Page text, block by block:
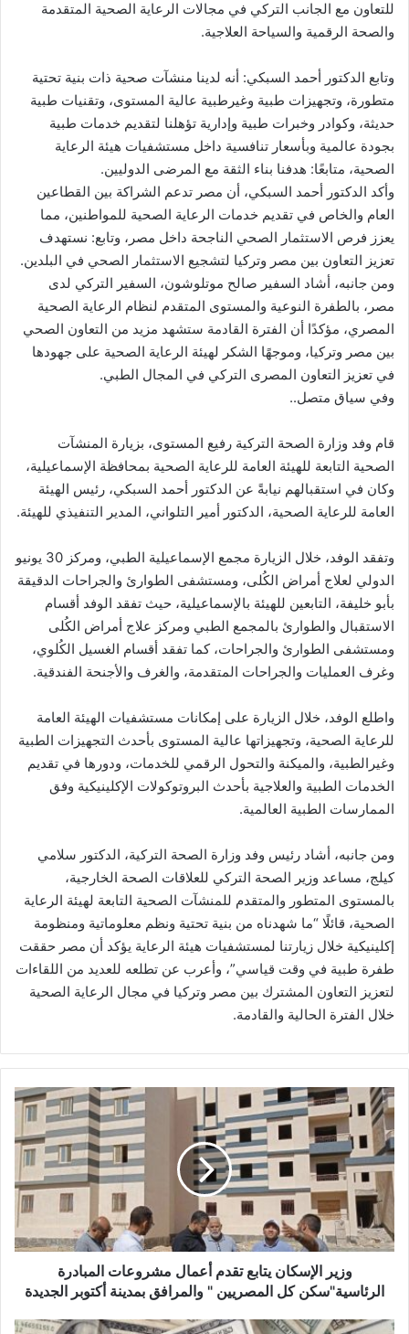
للتعاون مع الجانب التركي في مجالات الرعاية الصحية المتقدمة
والصحة الرقمية والسياحة العلاجية.
وتابع الدكتور أحمد السبكي: أنه لدينا منشآت صحية ذات بنية تحتية
متطورة، وتجهيزات طبية وغيرطبية عالية المستوى، وتقنيات طبية
حديثة، وكوادر وخبرات طبية وإدارية تؤهلنا لتقديم خدمات طبية
بجودة عالمية وبأسعار تنافسية داخل مستشفيات هيئة الرعاية
الصحية، متابعًا: هدفنا بناء الثقة مع المرضى الدوليين.
وأكد الدكتور أحمد السبكي، أن مصر تدعم الشراكة بين القطاعين
العام والخاص في تقديم خدمات الرعاية الصحية للمواطنين، مما
يعزز فرص الاستثمار الصحي الناجحة داخل مصر، وتابع: نستهدف
تعزيز التعاون بين مصر وتركيا لتشجيع الاستثمار الصحي في البلدين.
ومن جانبه، أشاد السفير صالح موتلوشون، السفير التركي لدى
مصر، بالطفرة النوعية والمستوى المتقدم لنظام الرعاية الصحية
المصري، مؤكدًا أن الفترة القادمة ستشهد مزيد من التعاون الصحي
بين مصر وتركيا، وموجهًا الشكر لهيئة الرعاية الصحية على جهودها
في تعزيز التعاون المصرى التركي في المجال الطبي.
وفي سياق متصل..
قام وفد وزارة الصحة التركية رفيع المستوى، بزيارة المنشآت
الصحية التابعة للهيئة العامة للرعاية الصحية بمحافظة الإسماعيلية،
وكان في استقبالهم نيابةً عن الدكتور أحمد السبكي، رئيس الهيئة
العامة للرعاية الصحية، الدكتور أمير التلواني، المدير التنفيذي للهيئة.
وتفقد الوفد، خلال الزيارة مجمع الإسماعيلية الطبي، ومركز 30 يونيو
الدولي لعلاج أمراض الكُلى، ومستشفى الطوارئ والجراحات الدقيقة
بأبو خليفة، التابعين للهيئة بالإسماعيلية، حيث تفقد الوفد أقسام
الاستقبال والطوارئ بالمجمع الطبي ومركز علاج أمراض الكُلى
ومستشفى الطوارئ والجراحات، كما تفقد أقسام الغسيل الكُلوي،
وغرف العمليات والجراحات المتقدمة، والغرف والأجنحة الفندقية.
واطلع الوفد، خلال الزيارة على إمكانات مستشفيات الهيئة العامة
للرعاية الصحية، وتجهيزاتها عالية المستوى بأحدث التجهيزات الطبية
وغيرالطبية، والميكنة والتحول الرقمي للخدمات، ودورها في تقديم
الخدمات الطبية والعلاجية بأحدث البروتوكولات الإكلينيكية وفق
الممارسات الطبية العالمية.
ومن جانبه، أشاد رئيس وفد وزارة الصحة التركية، الدكتور سلامي
كيلج، مساعد وزير الصحة التركي للعلاقات الصحة الخارجية،
بالمستوى المتطور والمتقدم للمنشآت الصحية التابعة لهيئة الرعاية
الصحية، قائلًا “ما شهدناه من بنية تحتية ونظم معلوماتية ومنظومة
إكلينيكية خلال زيارتنا لمستشفيات هيئة الرعاية يؤكد أن مصر حققت
طفرة طبية في وقت قياسي”، وأعرب عن تطلعه للعديد من اللقاءات
لتعزيز التعاون المشترك بين مصر وتركيا في مجال الرعاية الصحية
خلال الفترة الحالية والقادمة.
وزير
الإسكان
يتابع
تقدم
أعمال
مشروعات
المبادرة
الرئاسية"سكن
كل
المصريين
بمدينة
وزير الإسكان يتابع تقدم أعمال مشروعات المبادرة
الرئاسية"سكن كل المصريين " والمرافق بمدينة أكتوبر الجديدة
سعر